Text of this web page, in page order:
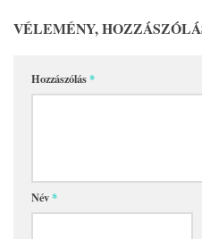
VÉLEMÉNY,
Hozzászólás*
Név*